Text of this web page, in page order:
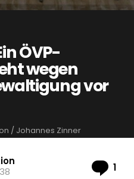
ÖVP-
wegen
vor
/ Johannes Zinner
1